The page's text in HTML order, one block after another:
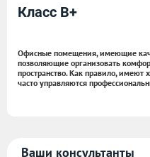
Класс B+
Офисные помещения, имеющие
позволяющие организовать
пространство. Как правило, имеют
часто управляются
Ваши консультанты